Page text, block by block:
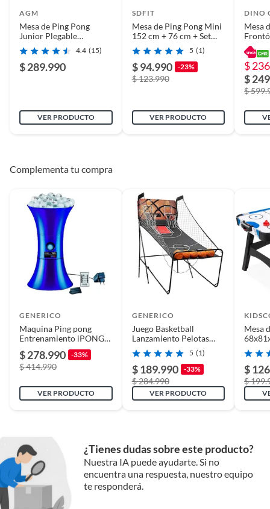
AGM
Mesa de Ping Pong
Junior Plegable
152x76x274 cm4.4 (15)
$ 289.990
VER PRODUCTO
SDFIT
Mesa de Ping Pong Mini
152 cm + 76 cm + Set
Paletas Pelotas SR025-
12
5 (1)
$ 94.990 -23%
$ 123.990
VER PRODUCTO
DINO
Mesa
$
$
$
Complementa tu compra
GENERICO
Maquina Ping pong
Entrenamiento iPONG
$ 278.990 -33%
$ 414.990
VER PRODUCTO
GENERICO
Juego Basketball
Lanzamiento Pelotas
Marcador Electronico
5 (1)
$ 189.990 -33%
$ 284.990
VER PRODUCTO
Mesa
$
$
¿Tienes dudas sobre este producto?
Nuestra IA puede ayudarte. Si no
encuentra una respuesta, nuestro equipo
te responderá.